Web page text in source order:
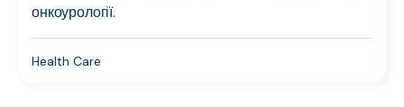
онкоурології.
Health Care